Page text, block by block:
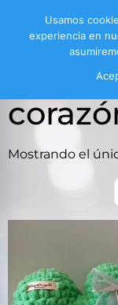
/
Mostrando el
Usamos
experiencia en